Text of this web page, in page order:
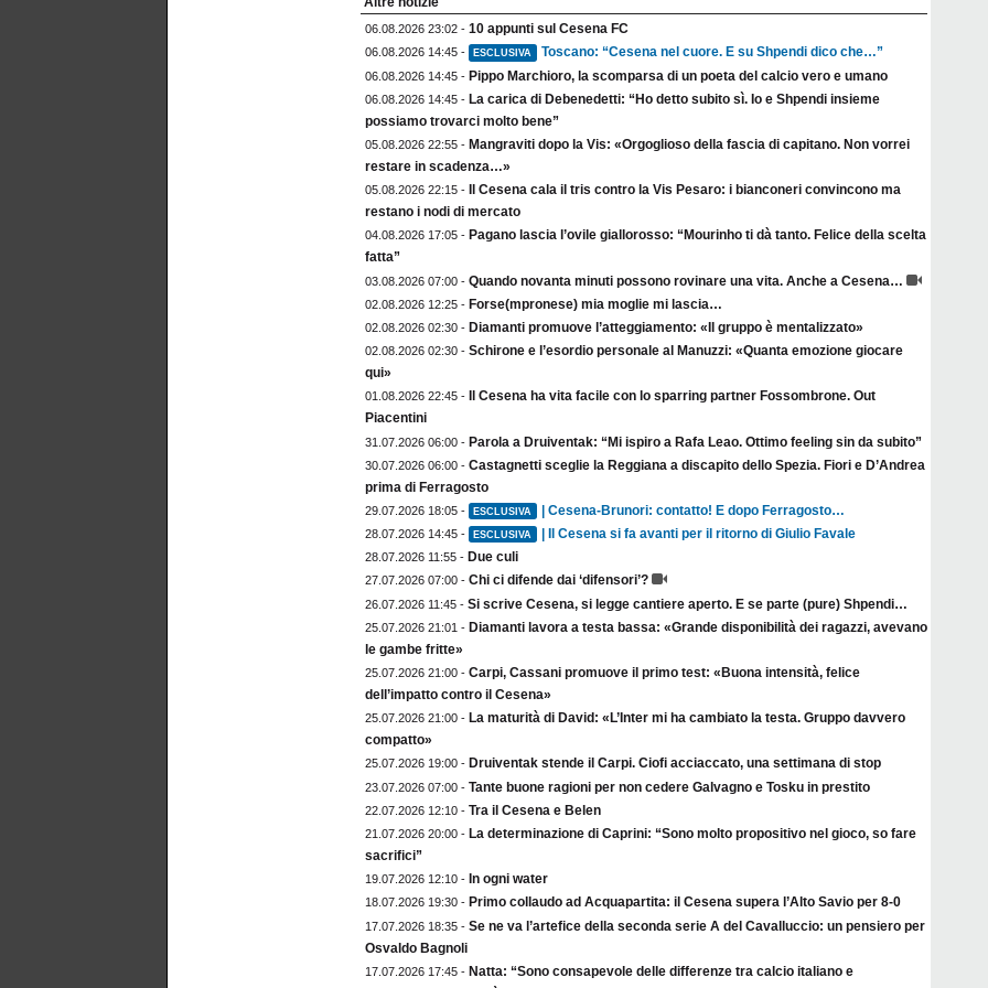
06.08.2026 23:02 - 10 appunti sul Cesena FC
06.08.2026 14:45 - ESCLUSIVA Toscano: “Cesena nel cuore. E su Shpendi dico che…”
06.08.2026 14:45 - Pippo Marchioro, la scomparsa di un poeta del calcio vero e umano
06.08.2026 14:45 - La carica di Debenedetti: “Ho detto subito sì. Io e Shpendi insieme
possiamo trovarci molto bene”
05.08.2026 22:55 - Mangraviti dopo la Vis: «Orgoglioso della fascia di capitano. Non vorrei
restare in scadenza…»
05.08.2026 22:15 -
Il Cesena cala il tris contro la Vis Pesaro: i bianconeri convincono ma
restano i nodi di mercato
04.08.2026 17:05 - Pagano lascia l’ovile giallorosso: “Mourinho ti dà tanto. Felice della scelta
fatta”
03.08.2026 07:00 - Quando novanta minuti possono rovinare una vita. Anche a Cesena…
02.08.2026 12:25 - Forse(mpronese) mia moglie mi lascia…
02.08.2026 02:30 - Diamanti promuove l’atteggiamento: «Il gruppo è mentalizzato»
02.08.2026 02:30 - Schirone e l’esordio personale al Manuzzi: «Quanta emozione giocare
qui»
01.08.2026 22:45 -
Il Cesena ha vita facile con lo sparring partner Fossombrone. Out
Piacentini
31.07.2026 06:00 - Parola a Druiventak: “Mi ispiro a Rafa Leao. Ottimo feeling sin da subito”
30.07.2026 06:00 - Castagnetti sceglie la Reggiana a discapito dello Spezia. Fiori e D’Andrea
prima di Ferragosto
29.07.2026 18:05 - ESCLUSIVA | Cesena-Brunori: contatto! E dopo Ferragosto…
28.07.2026 14:45 - ESCLUSIVA | Il Cesena si fa avanti per il ritorno di Giulio Favale
28.07.2026 11:55 - Due culi
27.07.2026 07:00 - Chi ci difende dai ‘difensori’?
26.07.2026 11:45 - Si scrive Cesena, si legge cantiere aperto. E se parte (pure) Shpendi…
25.07.2026 21:01 - Diamanti lavora a testa bassa: «Grande disponibilità dei ragazzi, avevano
le gambe fritte»
25.07.2026 21:00 - Carpi, Cassani promuove il primo test: «Buona intensità, felice
dell’impatto contro il Cesena»
25.07.2026 21:00 - La maturità di David: «L’Inter mi ha cambiato la testa. Gruppo davvero
compatto»
25.07.2026 19:00 - Druiventak stende il Carpi. Ciofi acciaccato, una settimana di stop
23.07.2026 07:00 - Tante buone ragioni per non cedere Galvagno e Tosku in prestito
22.07.2026 12:10 - Tra il Cesena e Belen
21.07.2026 20:00 - La determinazione di Caprini: “Sono molto propositivo nel gioco, so fare
sacrifici”
19.07.2026 12:10 - In ogni water
18.07.2026 19:30 - Primo collaudo ad Acquapartita: il Cesena supera l’Alto Savio per 8-0
17.07.2026 18:35 - Se ne va l’artefice della seconda serie A del Cavalluccio: un pensiero per
Osvaldo Bagnoli
17.07.2026 17:45 - Natta: “Sono consapevole delle differenze tra calcio italiano e